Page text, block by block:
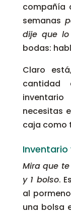
compañía
semanas
dije que
bodas:
Claro
cantidad
necesitas
caja como
Inventario
Mira que
y 1 bolso.
al
una bolsa